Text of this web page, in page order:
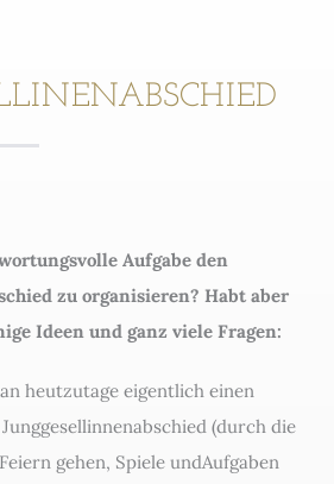
Aufgabe den
zu organisieren? Habt aber
Ideen und ganz viele Fragen:
heutzutage eigentlich einen
(durch die
gehen, Spiele undAufgaben